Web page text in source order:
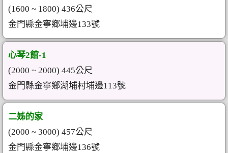
(1600 ~ 1800) 436公尺
金門縣金寧鄉埔邊133號
心琴2館-1
(2000 ~ 2000) 445公尺
金門縣金寧鄉湖埔村埔邊113號
二姊的家
(2000 ~ 3000) 457公尺
金門縣金寧鄉埔邊136號